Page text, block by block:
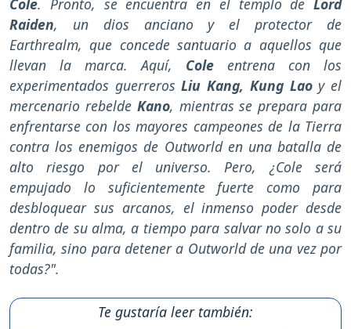
Cole. Pronto, se encuentra en el templo de Lord
Raiden, un dios anciano y el protector de
Earthrealm, que concede santuario a aquellos que
llevan la marca. Aquí, Cole entrena con los
experimentados guerreros Liu Kang, Kung Laoy el
mercenario rebelde Kano, mientras se prepara para
enfrentarse con los mayores campeones de la Tierra
contra los enemigos de Outworld en una batalla de
alto riesgo por el universo. Pero, ¿Cole será
empujado lo suficientemente fuerte como para
desbloquear sus arcanos, el inmenso poder desde
dentro de su alma, a tiempo para salvar no solo a su
familia, sino para detener a Outworld de una vez por
todas?".
Te gustaría leer también: